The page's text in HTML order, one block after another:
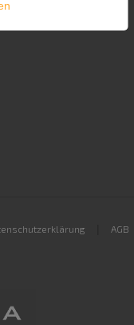
AGB